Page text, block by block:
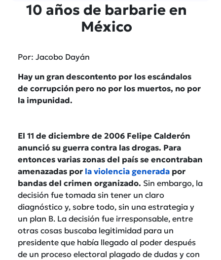
10 años de barbarie en
México
Por: Jacobo Dayán
Hay un gran descontento por los escándalos
de corrupción pero no por los muertos, no por
la impunidad.
El 11 de diciembre de 2006 Felipe Calderón
anunció su guerra contra las drogas. Para
entonces varias zonas del país se encontraban
amenazadas por la violencia generada por
bandas del crimen organizado. Sin embargo, la
decisión fue tomada sin tener un claro
diagnóstico y, sobre todo, sin una estrategia y
un plan B. La decisión fue irresponsable, entre
otras cosas buscaba legitimidad para un
presidente que había llegado al poder después
de un proceso electoral plagado de dudas y con